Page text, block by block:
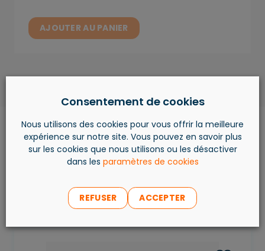
AJOUTER AU PANIER
Les produits les plus
vendus
Consentement de cookies
Nous utilisons des cookies pour vous offrir la meilleure
expérience sur notre site. Vous pouvez en savoir plus
sur les cookies que nous utilisons ou les désactiver
dans les paramètres de cookies
REFUSER ACCEPTER